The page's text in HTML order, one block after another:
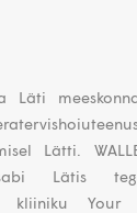
Läti
Lätti.
Lätis
kliiniku